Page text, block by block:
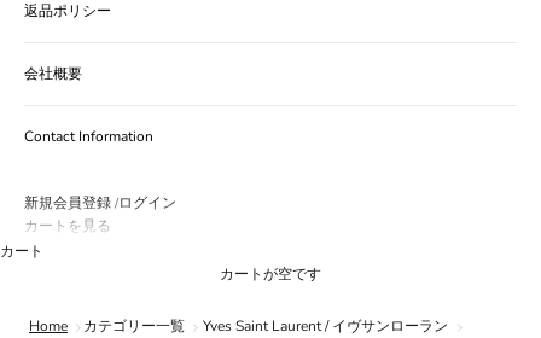
返品ポリシー
会社概要
Contact Information
新規会員登録 /ログイン
カートを見る
カート
カートが空です
Home カテゴリー一覧
Yves Saint Laurent / イヴサンローラン